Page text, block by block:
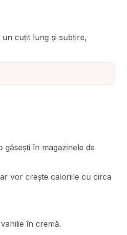
cuțit lung și subțire,
în magazinele de
vor crește caloriile cu circa
în cremă.